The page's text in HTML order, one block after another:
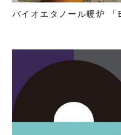
バイオエタノール暖炉